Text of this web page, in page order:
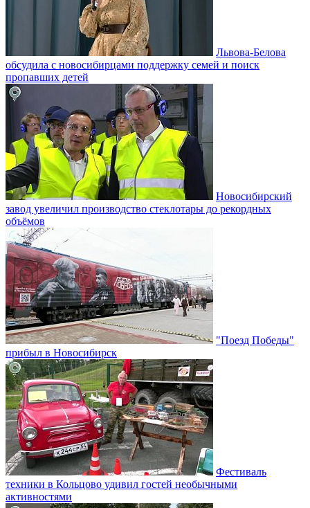
Львова-Белова
обсудила с новосибирцами поддержку семей и поиск
пропавших детей
Новосибирский
завод увеличил производство стеклотары до рекордных
объёмов
"Поезд Победы"
прибыл в Новосибирск
Фестиваль
техники в Кольцово удивил гостей необычными
активностями